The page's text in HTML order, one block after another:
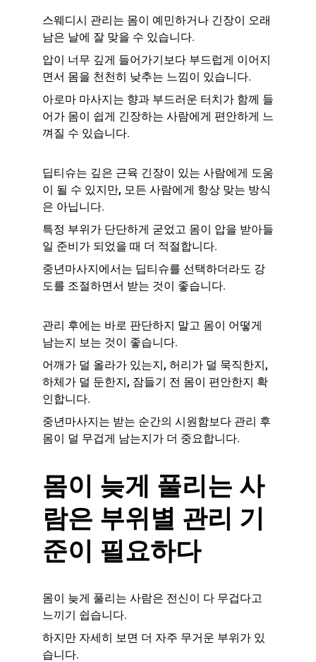
스웨디시 관리는 몸이 예민하거나 긴장이 오래
남은 날에 잘 맞을 수 있습니다.
압이 너무 깊게 들어가기보다 부드럽게 이어지
면서 몸을 천천히 낮추는 느낌이 있습니다.
아로마 마사지는 향과 부드러운 터치가 함께 들
어가 몸이 쉽게 긴장하는 사람에게 편안하게 느
껴질 수 있습니다.
딥티슈는 깊은 근육 긴장이 있는 사람에게 도움
이 될 수 있지만, 모든 사람에게 항상 맞는 방식
은 아닙니다.
특정 부위가 단단하게 굳었고 몸이 압을 받아들
일 준비가 되었을 때 더 적절합니다.
중년마사지에서는 딥티슈를 선택하더라도 강
도를 조절하면서 받는 것이 좋습니다.
관리 후에는 바로 판단하지 말고 몸이 어떻게
남는지 보는 것이 좋습니다.
어깨가 덜 올라가 있는지, 허리가 덜 묵직한지,
하체가 덜 둔한지, 잠들기 전 몸이 편안한지 확
인합니다.
중년마사지는 받는 순간의 시원함보다 관리 후
몸이 덜 무겁게 남는지가 더 중요합니다.
몸이 늦게 풀리는 사
람은 부위별 관리 기
준이 필요하다
몸이 늦게 풀리는 사람은 전신이 다 무겁다고
느끼기 쉽습니다.
하지만 자세히 보면 더 자주 무거운 부위가 있
습니다.